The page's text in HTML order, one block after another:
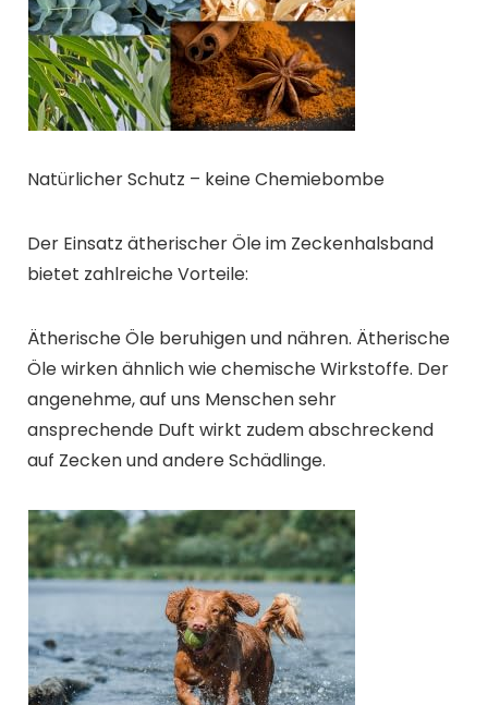
Natürlicher Schutz – keine Chemiebombe
Der Einsatz ätherischer Öle im Zeckenhalsband
bietet zahlreiche Vorteile:
Ätherische Öle beruhigen und nähren. Ätherische
Öle wirken ähnlich wie chemische Wirkstoffe. Der
angenehme, auf uns Menschen sehr
ansprechende Duft wirkt zudem abschreckend
auf Zecken und andere Schädlinge.